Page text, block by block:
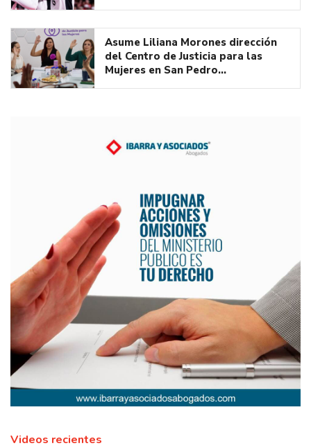
Asume Liliana Morones dirección
del Centro de Justicia para las
Mujeres en San Pedro…
Videos recientes